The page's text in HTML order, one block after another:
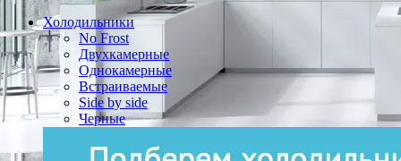
Холодильники
No Frost
Двухкамерные
Однокамерные
Встраиваемые
Side by side
Черные